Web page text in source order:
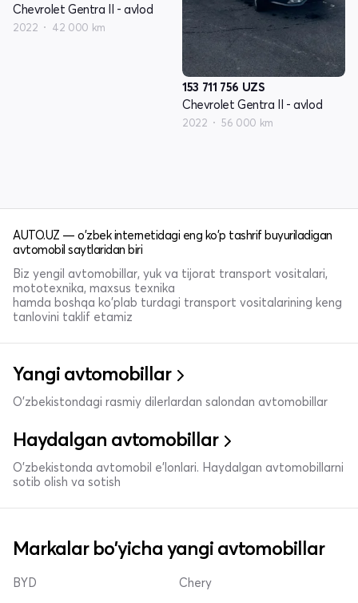
Chevrolet Gentra II - avlod
2022 42 000 km
153 711 756 UZS
Chevrolet Gentra II - avlod
2022 56 000 km
AUTO.UZ — o'zbek internetidagi eng ko'p tashrif buyuriladigan
avtomobil saytlaridan biri
Biz yengil avtomobillar, yuk va tijorat transport vositalari,
mototexnika, maxsus texnika
hamda boshqa ko'plab turdagi transport vositalarining keng
tanlovini taklif etamiz
Yangi avtomobillar
O'zbekistondagi rasmiy dilerlardan salondan avtomobillar
Haydalgan avtomobillar
O'zbekistonda avtomobil e’lonlari. Haydalgan avtomobillarni
sotib olish va sotish
Markalar bo'yicha yangi avtomobillar
BYD Chery